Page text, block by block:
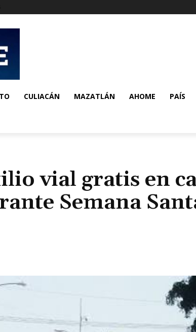
CULIACÁN MAZATLÁN AHOME PAÍS
vial gratis en
Semana